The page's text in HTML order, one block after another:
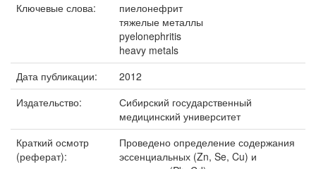
Ключевые слова:
пиелонефрит
тяжелые металлы
pyelonephritis
heavy metals
Дата публикации:
2012
Издательство:
Сибирский государственный
медицинский университет
Краткий осмотр
(реферат):
Проведено определение содержания
эссенциальных (Zn, Se, Cu) и